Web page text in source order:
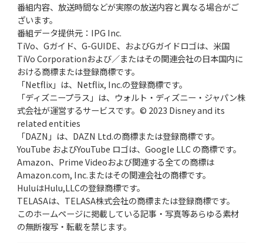
番組内容、放送時間などが実際の放送内容と異なる場合がご
ざいます。
番組データ提供元：IPG Inc.
TiVo、Gガイド、G-GUIDE、およびGガイドロゴは、米国
TiVo Corporationおよび／またはその関連会社の日本国内に
おける商標または登録商標です。
「Netflix」は、Netflix, Inc.の登録商標です。
「ディズニープラス」は、ウォルト・ディズニー・ジャパン株
式会社が運営するサービスです。© 2023 Disney and its
related entities
「DAZN」は、DAZN Ltd.の商標または登録商標です。
YouTube およびYouTube ロゴは、Google LLC の商標です。
Amazon、Prime Videoおよび関連する全ての商標は
Amazon.com, Inc.またはその関連会社の商標です。
HuluはHulu,LLCの登録商標です。
TELASAは、TELASA株式会社の商標または登録商標です。
このホームページに掲載している記事・写真等あらゆる素材
の無断複写・転載を禁じます。